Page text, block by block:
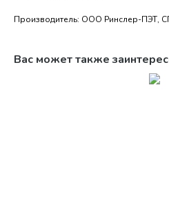
Производитель: ООО Ринслер-ПЭТ,
Вас может также